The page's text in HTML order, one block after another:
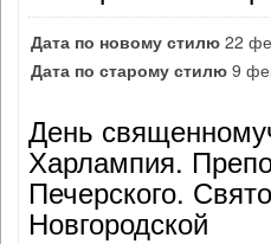
Дата по новому стилю 22
Дата по старому стилю 9
День
Харлампия.
Печерского.
Новгородской